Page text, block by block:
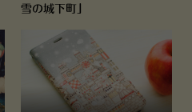
雪の城下町」